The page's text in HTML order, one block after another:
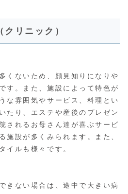
リニック）
くないため、顔見知りになりや
す。また、施設によって特色が
な雰囲気やサービス、料理とい
たり、エステや産後のプレゼン
されるお母さん達が喜ぶサービ
施設が多くみられます。また、
イルも様々です。
きない場合は、途中で大きい病